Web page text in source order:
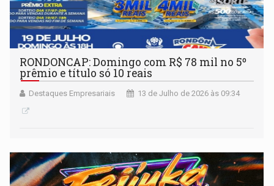
RONDONCAP: Domingo com R$ 78 mil no 5º
prêmio e título só 10 reais
Destaques Empresariais 13 de Julho de 2026 às 09:34